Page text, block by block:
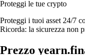
Proteggi le tue crypto
Proteggi i tuoi asset 24/7
Ricorda: la sicurezza non
Prezzo